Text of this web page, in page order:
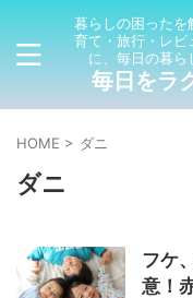
暮らしの困ったを
育て・旅行・レビ
に、毎日の暮ら
毎日をラ
HOME > ダニ
ダニ
フケ
意！